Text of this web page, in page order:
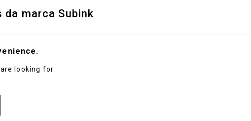
marca Subink
looking for